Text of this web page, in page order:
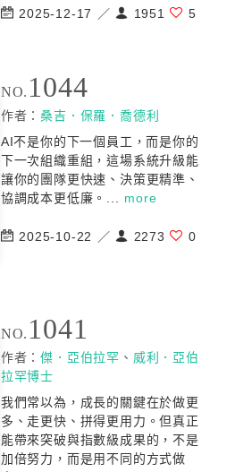
2025-12-17 ／ 1951 5
NO. 1044
作者：桑吉．保羅．喬德利
AI不是你的下一個員工，而是你的
下一次組織重組，這場系統升級能
讓你的團隊更快速、決策更精準、
協調成本更低廉。... more
2025-10-22 ／ 2273 0
NO. 1041
作者：傑．亞伯拉罕 、 威利．亞伯
拉罕博士
我們常以為，成長的關鍵在於做更
多、走更快、拼得更用力。但真正
能帶來突破與指數級成果的，不是
加倍努力，而是用不同的方式做